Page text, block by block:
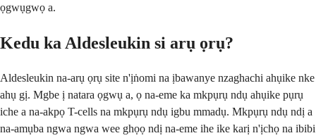
ọgwụgwọ a.
Kedu ka Aldesleukin si arụ ọrụ?
Aldesleukin na-arụ ọrụ site n'ịṅomi na ịbawanye nzaghachi ahụike nke
ahụ gị. Mgbe ị natara ọgwụ a, ọ na-eme ka mkpụrụ ndụ ahụike pụrụ
iche a na-akpọ T-cells na mkpụrụ ndụ igbu mmadụ. Mkpụrụ ndụ ndị a
na-amụba ngwa ngwa wee ghọọ ndị na-eme ihe ike karị n'ịchọ na ibibi